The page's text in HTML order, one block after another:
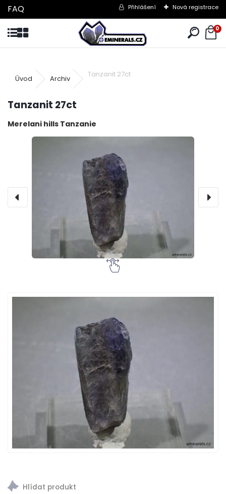
FAQ Přihlášení Nová registrace
0
Úvod Archiv
Tanzanit 27ct
Tanzanit 27ct
Merelani hills Tanzanie